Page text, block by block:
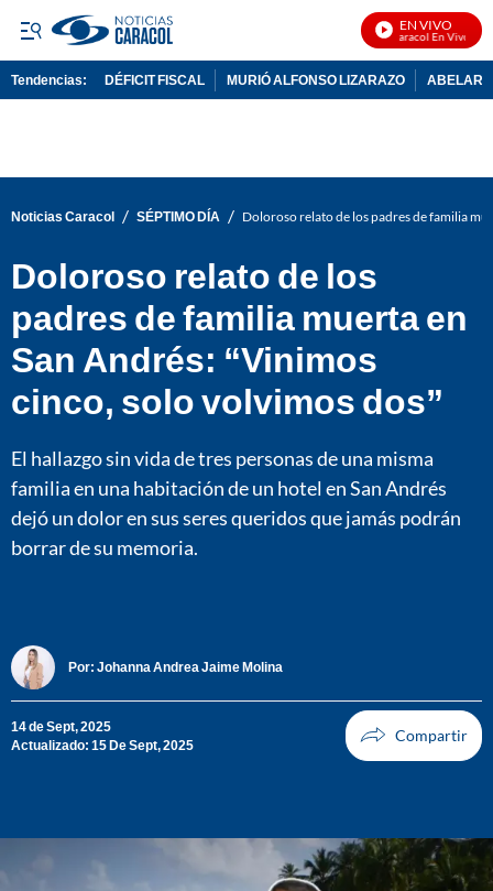
EN VIVO
Noticias Caracol En Vivo
Tendencias: DÉFICIT FISCAL MURIÓ ALFONSO LIZARAZO
Noticias Caracol / SÉPTIMO DÍA / Doloroso relato de los padres de familia
Doloroso relato de los
padres de familia muerta en
San Andrés: “Vinimos
cinco, solo volvimos dos”
El hallazgo sin vida de tres personas de una misma
familia en una habitación de un hotel en San Andrés
dejó un dolor en sus seres queridos que jamás podrán
borrar de su memoria.
Por: Johanna Andrea Jaime Molina
14 de Sept, 2025
Actualizado: 15 De Sept, 2025